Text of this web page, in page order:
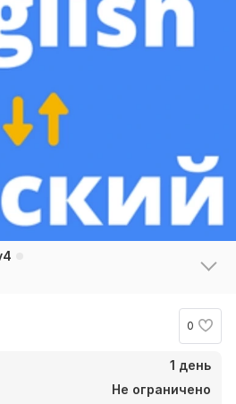
0
1 день
Не ограничено